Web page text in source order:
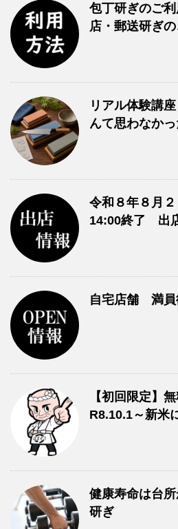
包丁研ぎのご
店・郵送研ぎ
リアル体験講
んて思わなかっ
令和８年８月
14:00終了 出
自宅店舗 満員
【初回限定】
R8.10.1～新米
健康寿命は台
研ぎ